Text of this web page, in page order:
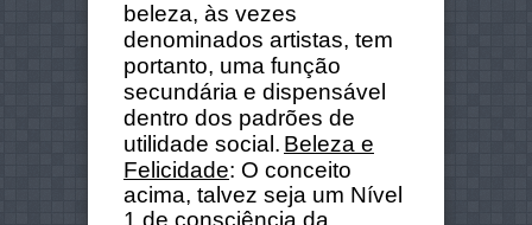
beleza, às vezes
denominados artistas, tem
portanto, uma função
secundária e dispensável
dentro dos padrões de
utilidade social. Beleza e
Felicidade: O conceito
acima, talvez seja um Nível